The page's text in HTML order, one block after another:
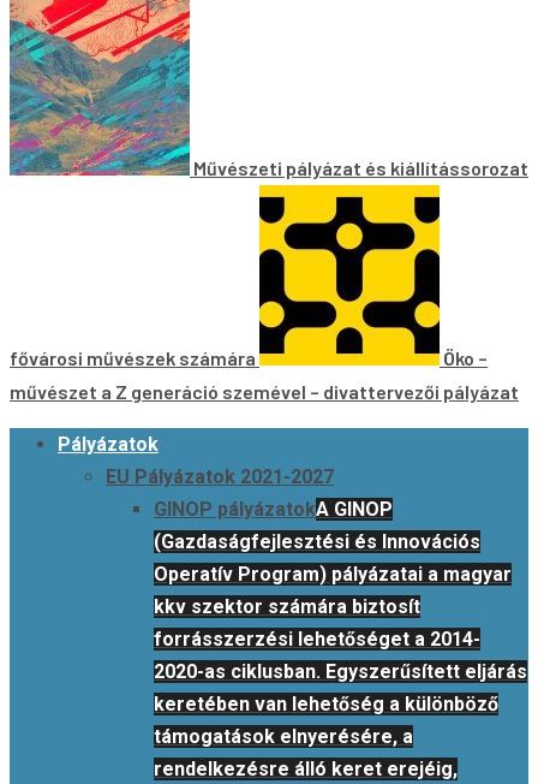
Művészeti pályázat és kiállítássorozat
fővárosi művészek számára
Öko –
művészet a Z generáció szemével – divattervezői pályázat
PrimaryPályázatok
EU Pályázatok 2021-2027
GINOP pályázatokA GINOP
(Gazdaságfejlesztési és Innovációs
Operatív Program) pályázatai a magyar
kkv szektor számára biztosít
forrásszerzési lehetőséget a 2014-
2020-as ciklusban. Egyszerűsített eljárás
keretében van lehetőség a különböző
támogatások elnyerésére, a
rendelkezésre álló keret erejéig,